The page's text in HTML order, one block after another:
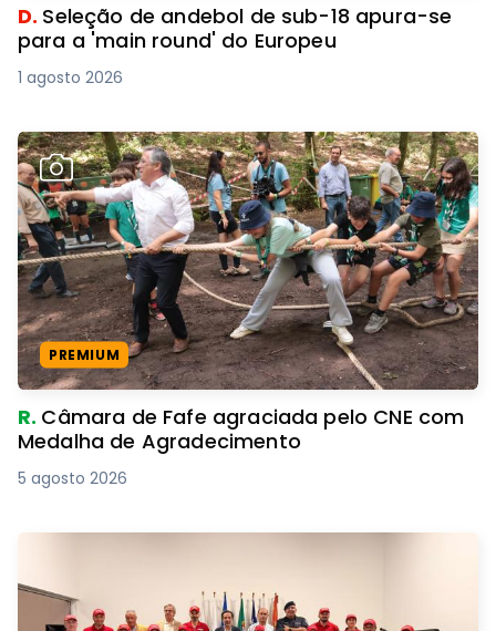
D. Seleção de andebol de sub-18 apura-se
para a 'main round' do Europeu
1 agosto 2026
PREMIUM
R. Câmara de Fafe agraciada pelo CNE com
Medalha de Agradecimento
5 agosto 2026